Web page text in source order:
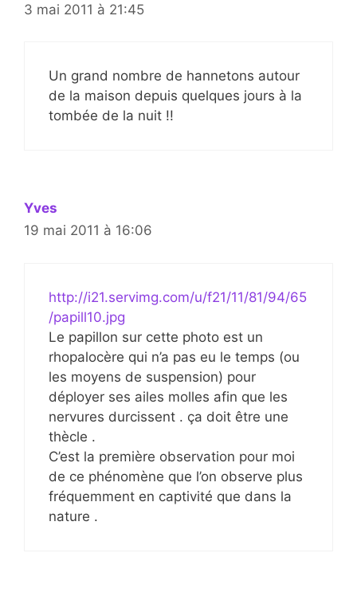
3 mai 2011 à 21:45
Un grand nombre de hannetons autour
de la maison depuis quelques jours à la
tombée de la nuit !!
Yves
19 mai 2011 à 16:06
http://i21.servimg.com/u/f21/11/81/94/65
/papill10.jpg
Le papillon sur cette photo est un
rhopalocère qui n’a pas eu le temps (ou
les moyens de suspension) pour
déployer ses ailes molles afin que les
nervures durcissent . ça doit être une
thècle .
C’est la première observation pour moi
de ce phénomène que l’on observe plus
fréquemment en captivité que dans la
nature .